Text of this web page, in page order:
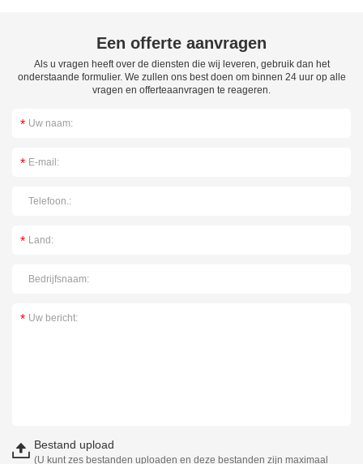
Een offerte aanvragen
Als u vragen heeft over de diensten die wij leveren, gebruik dan het
onderstaande formulier. We zullen ons best doen om binnen 24 uur op alle
vragen en offerteaanvragen te reageren.
Bestand upload
(U kunt zes bestanden uploaden en deze bestanden zijn maximaal